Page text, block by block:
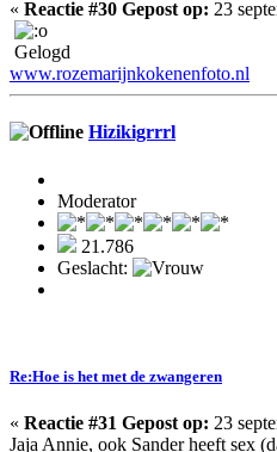
« Reactie #30 Gepost op: 23
Gelogd
www.rozemarijnkokenenfoto.nl
Hizikigrrrl
Moderator
21.786
Geslacht:
Re:Hoe is het met de zwangeren
« Reactie #31 Gepost op: 23
Jaja Annie, ook Sander heeft sex